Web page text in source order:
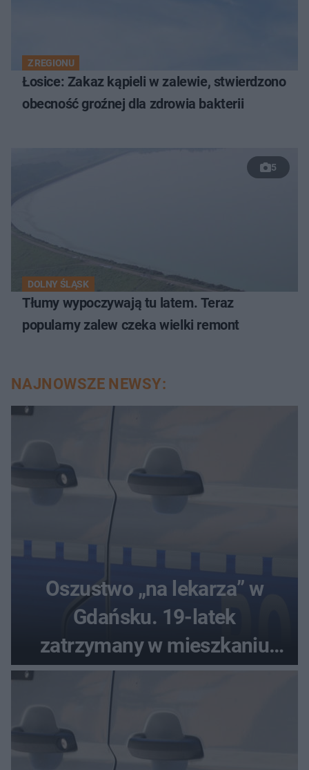
Z REGIONU
Łosice: Zakaz kąpieli w zalewie, stwierdzono
obecność groźnej dla zdrowia bakterii
5
DOLNY ŚLĄSK
Tłumy wypoczywają tu latem. Teraz
popularny zalew czeka wielki remont
NAJNOWSZE NEWSY:
Oszustwo „na lekarza” w
Gdańsku. 19-latek
zatrzymany w mieszkaniu
seniora